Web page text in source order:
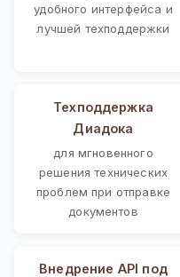
удобного интерфейса и
лучшей техподдержки
Техподдержка
Диадока
для мгновенного
решения технических
проблем при отправке
документов
Внедрение API под